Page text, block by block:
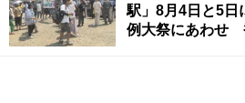
駅」8月4日と5
例大祭にあわせ